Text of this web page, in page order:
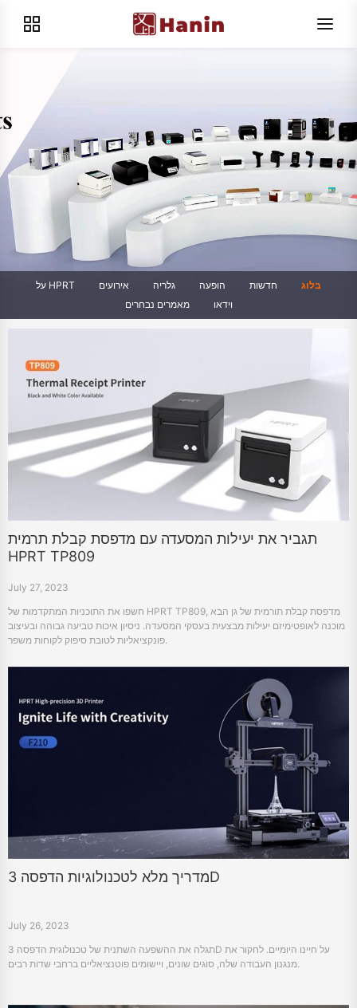
על HPRT אירועים גלריה הופעה חדשות
בלוג
מאמרים נבחרים
וידאו
תגביר את יעילות המסעדה עם מדפסת קבלת תרמית
HPRT TP809
July 27, 2023
חשפו את התוכניות המתקדמות של HPRT TP809, מדפסת קבלת תורמית של גן הבא
מוכנה לאופטימיזם יעילות מבצעית בעסקי המסעדה. ניסיון איכות טביעה גבוהה ובעיצוב
פונקציאליות לטובת סיפוק לקוחות משפר.
מדריך מלא לטכנולוגיות הדפסה 3D
July 26, 2023
תגלה את ההשפעה השתנית של טכנולוגית הדפסה 3D על חיינו היומיים. לחקור את
מנגנון העבודה שלה, סוגים שונים, ויישומים פוטנציאליים ברחבי שדות רבים.